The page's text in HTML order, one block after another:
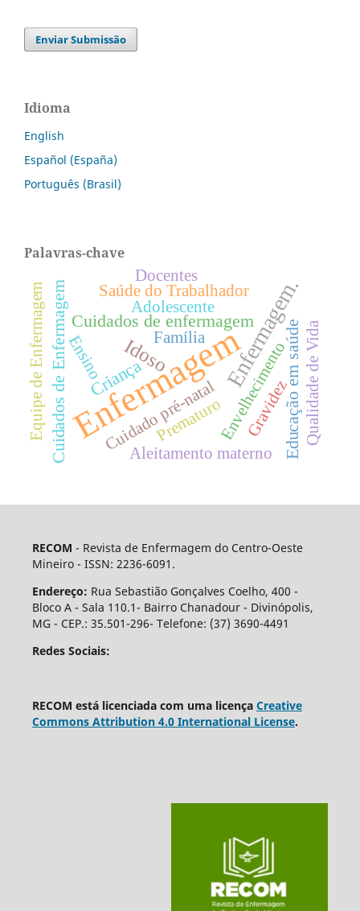
Enviar Submissão
Idioma
English
Español (España)
Português (Brasil)
Palavras-chave
EnfermagemEnfermagem.
Idoso
Cuidados de enfermagem
Cuidados de Enfermagem Criança Educação em saúde
Cuidado pré-natalEnvelhecimento
Adolescente
Família
Aleitamento materno
Equipe de Enfermagem Ensino Qualidade de Vida
Saúde do Trabalhador
Docentes
Prematuro Gravidez
RECOM - Revista de Enfermagem do Centro-Oeste
Mineiro - ISSN: 2236-6091.
Endereço: Rua Sebastião Gonçalves Coelho, 400 -
Bloco A - Sala 110.1- Bairro Chanadour - Divinópolis,
MG - CEP.: 35.501-296- Telefone: (37) 3690-4491
Redes Sociais:
RECOM está licenciada com uma licença Creative
Commons Attribution 4.0 International License.